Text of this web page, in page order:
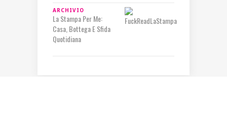
ARCHIVIO
La Stampa Per Me:
Casa, Bottega E Sfida
Quotidiana